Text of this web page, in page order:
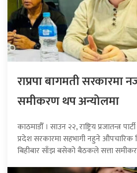
राप्रपा बागमती सरकारमा
समीकरण थप अन्योलमा
काठमाडौँ । साउन २२, राष्ट्रिय प्रजातन्त्र
प्रदेश सरकारमा सहभागी नहुने औपचारिक
बिहीबार साँझ बसेको बैठकले सत्ता